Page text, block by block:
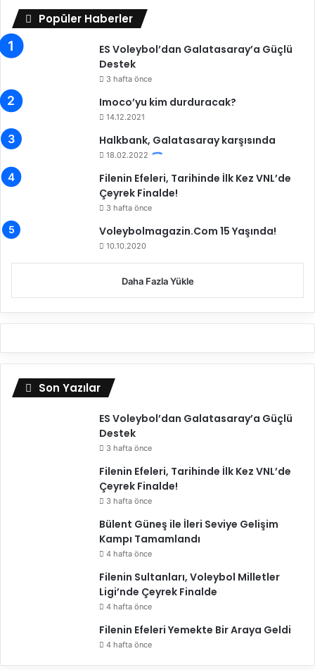
g
e
Popüler Haberler
ES Voleybol’dan Galatasaray’a Güçlü
Destek
3 hafta önce
Imoco’yu kim durduracak?
14.12.2021
Halkbank, Galatasaray karşısında
18.02.2022
Filenin Efeleri, Tarihinde İlk Kez VNL’de
Çeyrek Finalde!
3 hafta önce
Voleybolmagazin.Com 15 Yaşında!
10.10.2020
Daha Fazla Yükle
Son Yazılar
ES Voleybol’dan Galatasaray’a Güçlü
Destek
3 hafta önce
Filenin Efeleri, Tarihinde İlk Kez VNL’de
Çeyrek Finalde!
3 hafta önce
Bülent Güneş ile İleri Seviye Gelişim
Kampı Tamamlandı
4 hafta önce
Filenin Sultanları, Voleybol Milletler
Ligi’nde Çeyrek Finalde
4 hafta önce
Filenin Efeleri Yemekte Bir Araya Geldi
4 hafta önce